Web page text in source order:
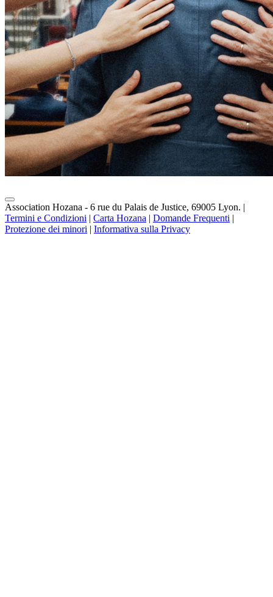
Association Hozana - 6 rue du Palais de Justice, 69005 Lyon. |
Termini e Condizioni | Carta Hozana | Domande Frequenti |
Protezione dei minori | Informativa sulla Privacy